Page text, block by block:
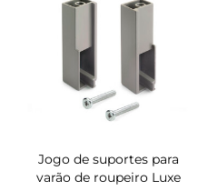
Jogo de suportes para
varão de roupeiro Luxe